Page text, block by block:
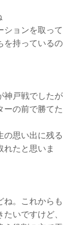
ションを取って
を持っているの
神戸戦でしたが
ーの前で勝てた
の思い出に残る
たと思いま
ね。これからも
いですけど、